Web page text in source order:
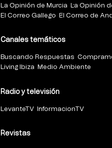
La Opinión de Murcia
La Opinión
El Correo Gallego
El Correo de
Canales temáticos
Buscando Respuestas
Living Ibiza
Medio Ambiente
Radio y televisión
LevanteTV InformacionTV
Revistas